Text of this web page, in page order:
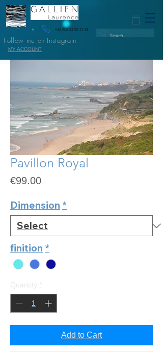
+33 (0)6 23 95 27 61
Follow me on Instagram
MY ACCOUNT
Pavillon Royal
€99.00Price
Dimension *
finition *
Add to Cart